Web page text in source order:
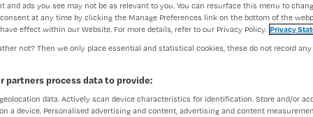
and ads you see may not be as relevant to you. You can resurface this menu to
at any time by clicking the Manage Preferences link on the bottom of the
effect within our Website. For more details, refer to our Privacy Policy. Privacy
not? Then we only place essential and statistical cookies, these do not record
partners process data to provide:
data. Actively scan device characteristics for identification. Store and/or
a device. Personalised advertising and content, advertising and content